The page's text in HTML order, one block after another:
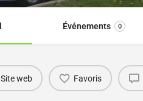
Événements 0
Site web Favoris